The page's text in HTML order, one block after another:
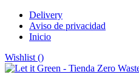
Delivery
Aviso de privacidad
Inicio
Wishlist ()